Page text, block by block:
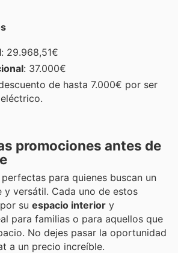
: 29.968,51€
: 37.000€
de hasta 7.000€ por ser
promociones antes de
para quienes buscan un
y versátil. Cada uno de estos
su espacio interior y
para familias o para aquellos que
No dejes pasar la oportunidad
a un precio increíble.